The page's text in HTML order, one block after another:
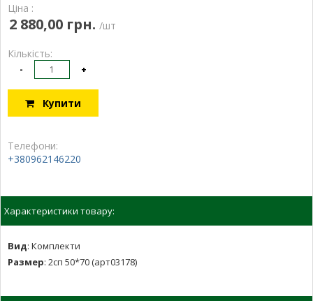
Ціна :
2 880,00 грн. /шт
Кількість:
- +
Купити
Телефони:
+380962146220
Характеристики товару:
Вид: Комплекти
Размер: 2сп 50*70 (арт03178)